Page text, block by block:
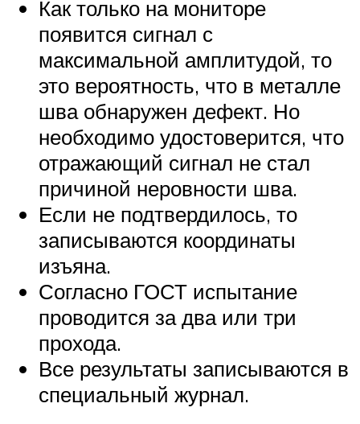
Как только на мониторе
появится сигнал с
максимальной амплитудой, то
это вероятность, что в металле
шва обнаружен дефект. Но
необходимо удостоверится, что
отражающий сигнал не стал
причиной неровности шва.
Если не подтвердилось, то
записываются координаты
изъяна.
Согласно ГОСТ испытание
проводится за два или три
прохода.
Все результаты записываются в
специальный журнал.